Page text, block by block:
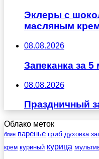
Эклеры с
масляным
08.08.2026
Запеканка за 5
08.08.2026
Праздничный
Облако меток
блин варенье гриб духовка
крем куриный курица